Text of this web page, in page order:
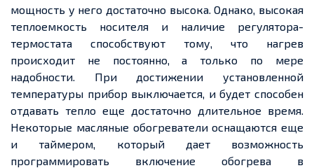
мощность у него достаточно высока. Однако, высокая
теплоемкость носителя и наличие регулятора-
термостата способствуют тому, что нагрев
происходит не постоянно, а только по мере
надобности. При достижении установленной
температуры прибор выключается, и будет способен
отдавать тепло еще достаточно длительное время.
Некоторые масляные обогреватели оснащаются еще
и таймером, который дает возможность
программировать включение обогрева в